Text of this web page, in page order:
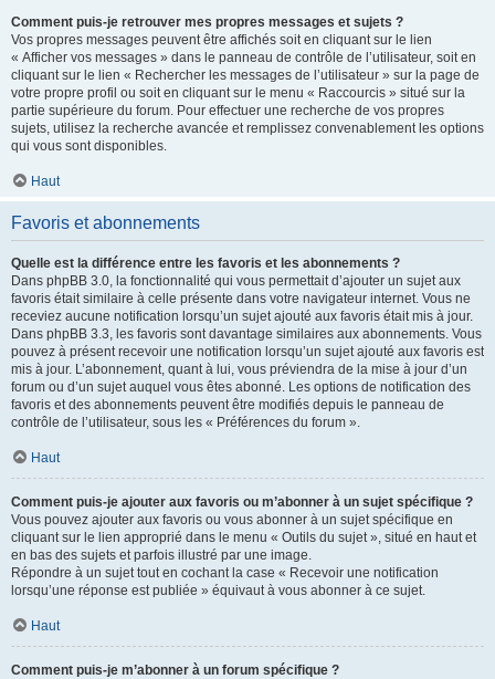
Comment puis-je retrouver mes propres messages et sujets ?
Vos propres messages peuvent être affichés soit en cliquant sur le lien
« Afficher vos messages » dans le panneau de contrôle de l’utilisateur, soit en
cliquant sur le lien « Rechercher les messages de l’utilisateur » sur la page de
votre propre profil ou soit en cliquant sur le menu « Raccourcis » situé sur la
partie supérieure du forum. Pour effectuer une recherche de vos propres
sujets, utilisez la recherche avancée et remplissez convenablement les options
qui vous sont disponibles.
Haut
Favoris et abonnements
Quelle est la différence entre les favoris et les abonnements ?
Dans phpBB 3.0, la fonctionnalité qui vous permettait d’ajouter un sujet aux
favoris était similaire à celle présente dans votre navigateur internet. Vous ne
receviez aucune notification lorsqu’un sujet ajouté aux favoris était mis à jour.
Dans phpBB 3.3, les favoris sont davantage similaires aux abonnements. Vous
pouvez à présent recevoir une notification lorsqu’un sujet ajouté aux favoris est
mis à jour. L’abonnement, quant à lui, vous préviendra de la mise à jour d’un
forum ou d’un sujet auquel vous êtes abonné. Les options de notification des
favoris et des abonnements peuvent être modifiés depuis le panneau de
contrôle de l’utilisateur, sous les « Préférences du forum ».
Haut
Comment puis-je ajouter aux favoris ou m’abonner à un sujet spécifique ?
Vous pouvez ajouter aux favoris ou vous abonner à un sujet spécifique en
cliquant sur le lien approprié dans le menu « Outils du sujet », situé en haut et
en bas des sujets et parfois illustré par une image.
Répondre à un sujet tout en cochant la case « Recevoir une notification
lorsqu’une réponse est publiée » équivaut à vous abonner à ce sujet.
Haut
Comment puis-je m’abonner à un forum spécifique ?